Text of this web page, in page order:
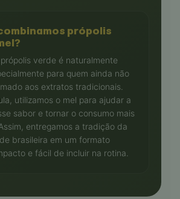
própolis
verde é naturalmente
para quem ainda não
aos extratos tradicionais.
utilizamos o mel para ajudar a
sabor e tornar o consumo mais
entregamos a tradição da
brasileira em um formato
e fácil de incluir na rotina.